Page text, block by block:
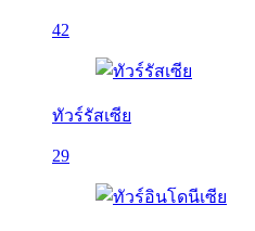
42
ทัวร์รัสเซีย
29